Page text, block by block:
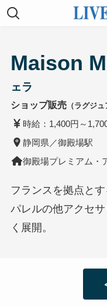
Maison
ェラ
ショップ販売（ラグジュ
時給：1,400円～
静岡県／御殿場駅
御殿場プレミアム・
フランスを拠点と
パレルの他アクセ
く展開。